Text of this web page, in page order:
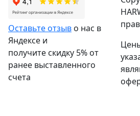
Оставьте отзыв о нас в
Яндексе и
получите скидку 5% от
ранее выставленного
счета